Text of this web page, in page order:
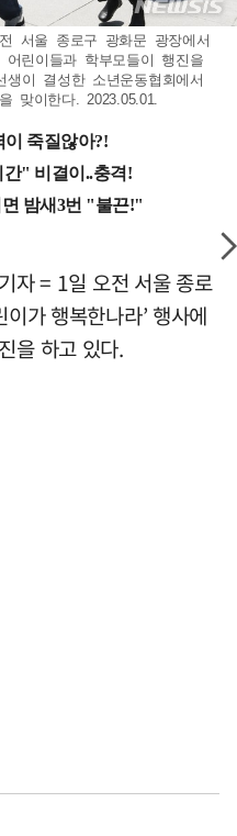
서울 종로구 광화문 광장에서
어린이들과 학부모들이 행진을
이 결성한 소년운동협회에서
맞이한다. 2023.05.01.
자 = 1일 오전 서울 종로
가 행복한나라’ 행사에
을 하고 있다.